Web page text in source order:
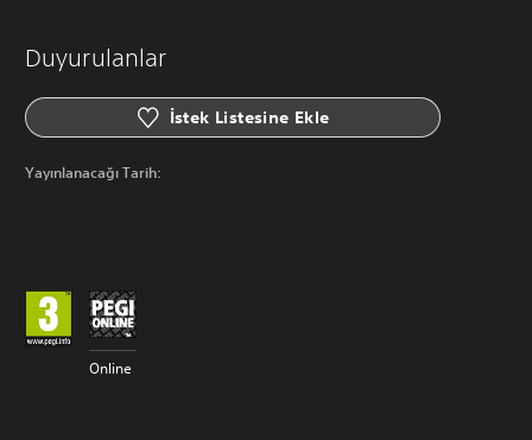
Duyurulanlar
İstek Listesine Ekle
Yayınlanacağı Tarih:
Online